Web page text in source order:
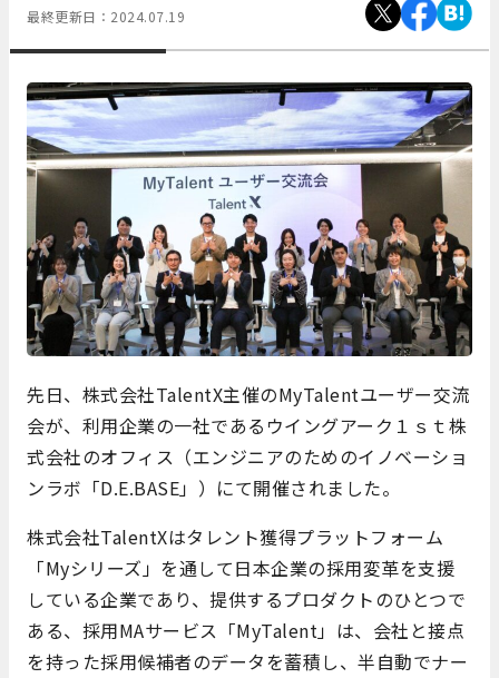
最終更新日： 2024.07.19
先日、株式会社TalentX主催のMyTalentユーザー交流
会が、利用企業の一社であるウイングアーク１ｓｔ株
式会社のオフィス（エンジニアのためのイノベーショ
ンラボ「D.E.BASE」）にて開催されました。
株式会社TalentXはタレント獲得プラットフォーム
「Myシリーズ」を通して日本企業の採用変革を支援
している企業であり、提供するプロダクトのひとつで
ある、採用MAサービス「MyTalent」は、会社と接点
を持った採用候補者のデータを蓄積し、半自動でナー